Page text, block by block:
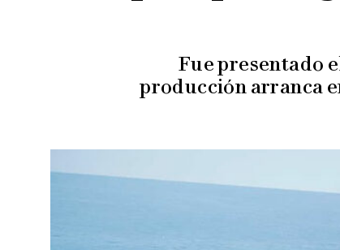
Fue presentado
producción arranca